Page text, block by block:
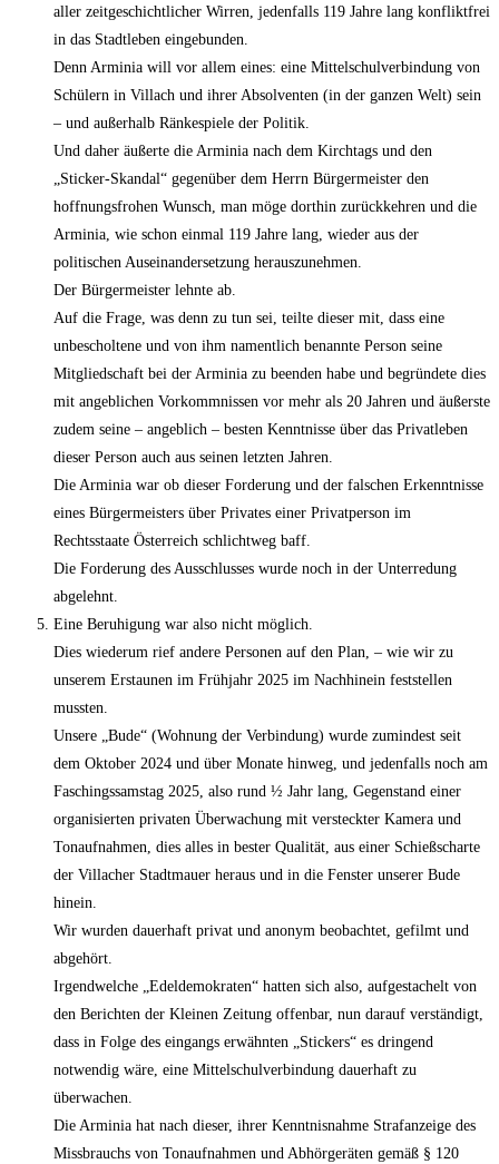
aller zeitgeschichtlicher Wirren, jedenfalls 119 Jahre lang konfliktfrei
in das Stadtleben eingebunden.
Denn Arminia will vor allem eines: eine Mittelschulverbindung von
Schülern in Villach und ihrer Absolventen (in der ganzen Welt) sein
– und außerhalb Ränkespiele der Politik.
Und daher äußerte die Arminia nach dem Kirchtags und den
„Sticker-Skandal“ gegenüber dem Herrn Bürgermeister den
hoffnungsfrohen Wunsch, man möge dorthin zurückkehren und die
Arminia, wie schon einmal 119 Jahre lang, wieder aus der
politischen Auseinandersetzung herauszunehmen.
Der Bürgermeister lehnte ab.
Auf die Frage, was denn zu tun sei, teilte dieser mit, dass eine
unbescholtene und von ihm namentlich benannte Person seine
Mitgliedschaft bei der Arminia zu beenden habe und begründete dies
mit angeblichen Vorkommnissen vor mehr als 20 Jahren und äußerste
zudem seine – angeblich – besten Kenntnisse über das Privatleben
dieser Person auch aus seinen letzten Jahren.
Die Arminia war ob dieser Forderung und der falschen Erkenntnisse
eines Bürgermeisters über Privates einer Privatperson im
Rechtsstaate Österreich schlichtweg baff.
Die Forderung des Ausschlusses wurde noch in der Unterredung
abgelehnt.
Eine Beruhigung war also nicht möglich.
Dies wiederum rief andere Personen auf den Plan, – wie wir zu
unserem Erstaunen im Frühjahr 2025 im Nachhinein feststellen
mussten.
Unsere „Bude“ (Wohnung der Verbindung) wurde zumindest seit
dem Oktober 2024 und über Monate hinweg, und jedenfalls noch am
Faschingssamstag 2025, also rund ½ Jahr lang, Gegenstand einer
organisierten privaten Überwachung mit versteckter Kamera und
Tonaufnahmen, dies alles in bester Qualität, aus einer Schießscharte
der Villacher Stadtmauer heraus und in die Fenster unserer Bude
hinein.
Wir wurden dauerhaft privat und anonym beobachtet, gefilmt und
abgehört.
Irgendwelche „Edeldemokraten“ hatten sich also, aufgestachelt von
den Berichten der Kleinen Zeitung offenbar, nun darauf verständigt,
dass in Folge des eingangs erwähnten „Stickers“ es dringend
notwendig wäre, eine Mittelschulverbindung dauerhaft zu
überwachen.
Die Arminia hat nach dieser, ihrer Kenntnisnahme Strafanzeige des
Missbrauchs von Tonaufnahmen und Abhörgeräten gemäß § 120